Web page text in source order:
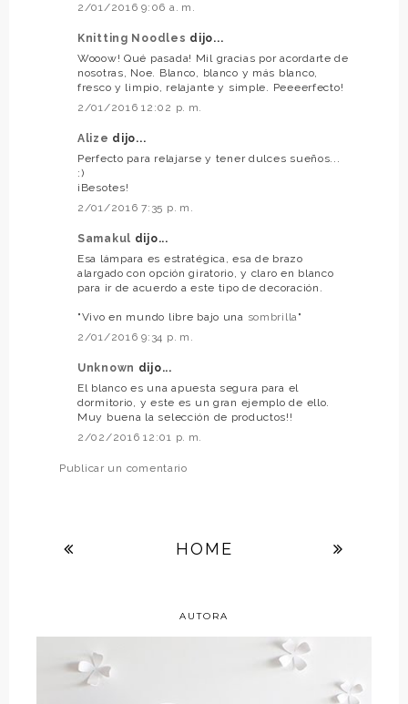
2/01/2016 9:06 a. m.
Knitting Noodles dijo...
Wooow! Qué pasada! Mil gracias por acordarte de
nosotras, Noe. Blanco, blanco y más blanco,
fresco y limpio, relajante y simple. Peeeerfecto!
2/01/2016 12:02 p. m.
Alize dijo...
Perfecto para relajarse y tener dulces sueños...
:)
¡Besotes!
2/01/2016 7:35 p. m.
Samakul dijo...
Esa lámpara es estratégica, esa de brazo
alargado con opción giratorio, y claro en blanco
para ir de acuerdo a este tipo de decoración.
"Vivo en mundo libre bajo una sombrilla"
2/01/2016 9:34 p. m.
Unknown dijo...
El blanco es una apuesta segura para el
dormitorio, y este es un gran ejemplo de ello.
Muy buena la selección de productos!!
2/02/2016 12:01 p. m.
Publicar un comentario
HOME
AUTORA